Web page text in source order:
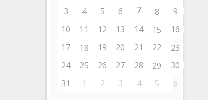
3
4 5 6 7 8
9
10
11 12 13 14 15
16
17
18 19 20 21 22
23
24
25 26 27 28 29
30
31
1 2 3 4 5 6